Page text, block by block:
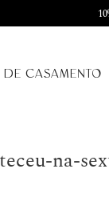
CASAMENTO
na-